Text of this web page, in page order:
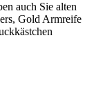
auch Sie alten
Gold Armreife